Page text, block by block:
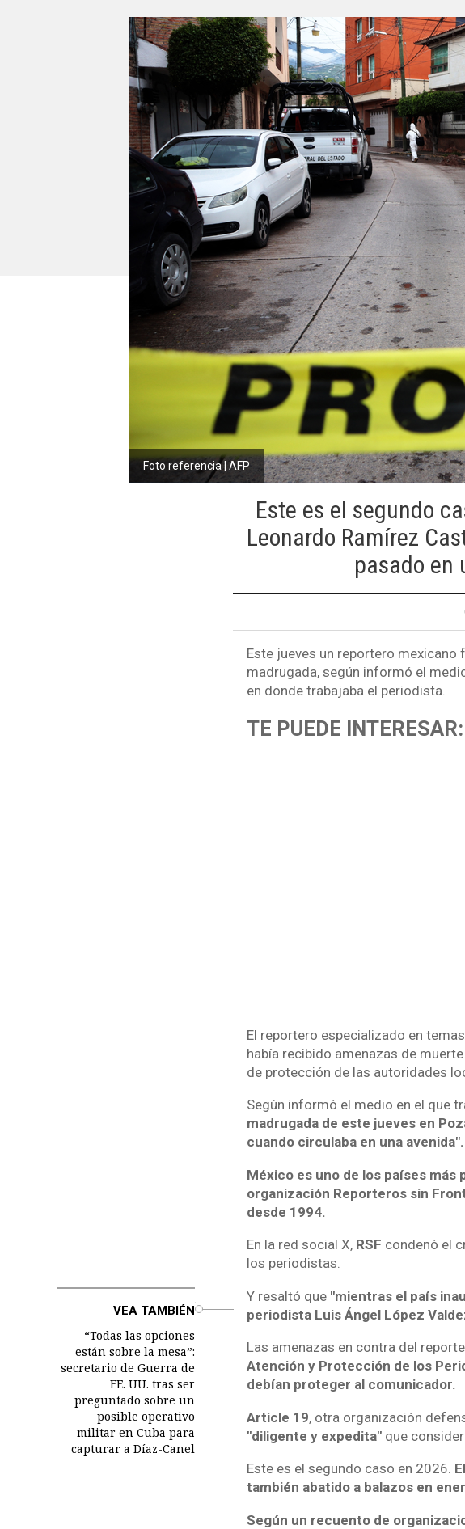
Foto referencia | AFP
Este es el segundo
Leonardo Ramírez
pasado en
Este jueves un reportero mexicano
madrugada, según informó el
en donde trabajaba el periodista.
TE PUEDE INTERESAR:
El reportero especializado en
había recibido amenazas de
de protección de las autoridades
Según informó el medio en el que
madrugada de este jueves en
cuando circulaba en una avenida".
México es uno de los países
organización Reporteros sin
desde 1994.
En la red social X, RSF condenó el
los periodistas.
VEA TAMBIÉN
“Todas las opciones
están sobre la mesa”:
secretario de Guerra de
EE. UU. tras ser
preguntado sobre un
posible operativo
militar en Cuba para
capturar a Díaz-Canel
Y resaltó que "mientras el país
periodista Luis Ángel López
Las amenazas en contra del
Atención y Protección de los
debían proteger al comunicador.
Article 19, otra organización
"diligente y expedita"que
Este es el segundo caso en 2026.
también abatido a balazos en
Según un recuento de